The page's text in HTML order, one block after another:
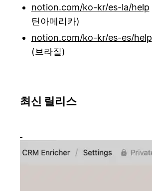
notion.com/ko-kr/es-la/help
틴아메리카)
notion.com/ko-kr/es-es/help
(브라질)
최신 릴리스